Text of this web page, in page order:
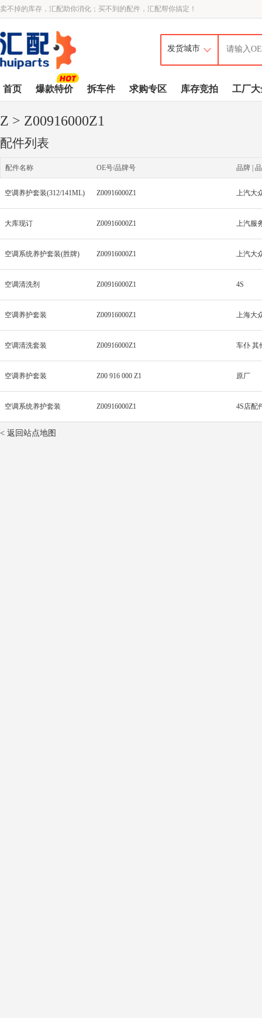
卖不掉的库存，汇配助你消化；买不到的配件，汇配帮你搞定！
首页 爆款特价 拆车件 求购专区 库存竞拍 工厂大
Z > Z00916000Z1
配件列表
配件名称 OE号/品牌号 品牌 |
空调养护套装(312/141ML) Z00916000Z1 上汽大
大库现订 Z00916000Z1
空调系统养护套装(胜牌) Z00916000Z1 上汽大
空调清洗剂 Z00916000Z1 4S
空调养护套装 Z00916000Z1 上海大
空调清洗套装 Z00916000Z1 车仆 其
空调养护套装 Z00 916 000 Z1 原厂
空调系统养护套装 Z00916000Z1 4S店配
< 返回站点地图